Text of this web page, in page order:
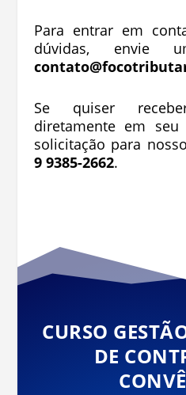
Para entrar em
dúvidas, envie
Se quiser
diretamente em
solicitação para nosso
9 9385-2662.
CURSO
DE